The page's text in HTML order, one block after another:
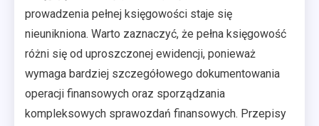
prowadzenia pełnej księgowości staje się
nieunikniona. Warto zaznaczyć, że pełna księgowość
różni się od uproszczonej ewidencji, ponieważ
wymaga bardziej szczegółowego dokumentowania
operacji finansowych oraz sporządzania
kompleksowych sprawozdań finansowych. Przepisy